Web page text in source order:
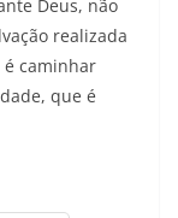
Deus, não
realizada
é caminhar
que é